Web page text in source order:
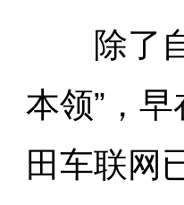
除了自
本领”，
田车联网